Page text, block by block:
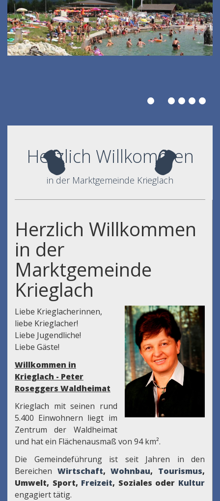
Herzlich Willkommen
in der Marktgemeinde Krieglach
Herzlich Willkommen
in der
Marktgemeinde
Krieglach
Liebe Krieglacherinnen,
liebe Krieglacher!
Liebe Jugendliche!
Liebe Gäste!
Willkommen in
Krieglach - Peter
Roseggers Waldheimat
Krieglach mit seinen rund
5.400 Einwohnern liegt im
Zentrum der Waldheimat
und hat ein Flächenausmaß von 94 km².
Die Gemeindeführung ist seit Jahren in den
Bereichen Wirtschaft,Wohnbau, Tourismus,
Umwelt, Sport, Freizeit, Soziales oder Kultur
engagiert tätig.